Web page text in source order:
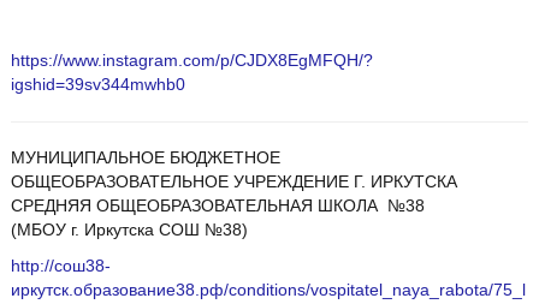
https://www.instagram.com/p/CJDX8EgMFQH/?
igshid=39sv344mwhb0
МУНИЦИПАЛЬНОЕ БЮДЖЕТНОЕ
ОБЩЕОБРАЗОВАТЕЛЬНОЕ УЧРЕЖДЕНИЕ Г. ИРКУТСКА
СРЕДНЯЯ ОБЩЕОБРАЗОВАТЕЛЬНАЯ ШКОЛА №38
(МБОУ г. Иркутска СОШ №38)
http://сош38-
иркутск.образование38.рф/conditions/vospitatel_naya_rabota/75_l